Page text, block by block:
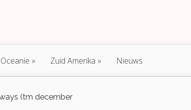
Oceanie Zuid Amerika Nieuws
(tm december